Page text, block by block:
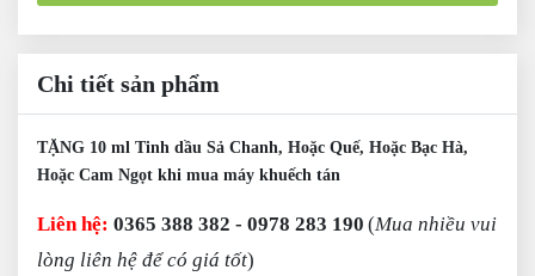
Chi tiết sản phẩm
TẶNG 10 ml Tinh dầu Sả Chanh, Hoặc Quế, Hoặc Bạc Hà,
Hoặc Cam Ngọt khi mua máy khuếch tán
Liên hệ: 0365 388 382 - 0978 283 190 (Mua nhiều vui
lòng liên hệ để có giá tốt)